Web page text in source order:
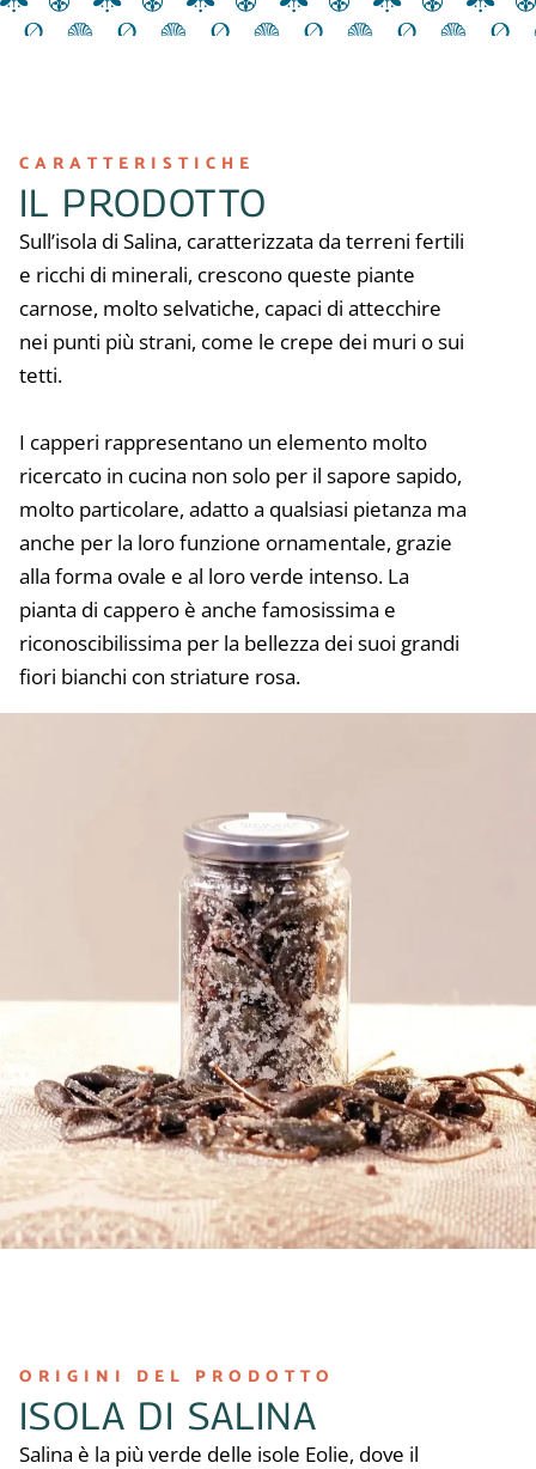
CARATTERISTICHE
IL PRODOTTO
Sull’isola di Salina, caratterizzata da terreni fertili
e ricchi di minerali, crescono queste piante
carnose, molto selvatiche, capaci di attecchire
nei punti più strani, come le crepe dei muri o sui
tetti.
I capperi rappresentano un elemento molto
ricercato in cucina non solo per il sapore sapido,
molto particolare, adatto a qualsiasi pietanza ma
anche per la loro funzione ornamentale, grazie
alla forma ovale e al loro verde intenso. La
pianta di cappero è anche famosissima e
riconoscibilissima per la bellezza dei suoi grandi
fiori bianchi con striature rosa.
ORIGINI DEL PRODOTTO
ISOLA DI SALINA
Salina è la più verde delle isole Eolie, dove il